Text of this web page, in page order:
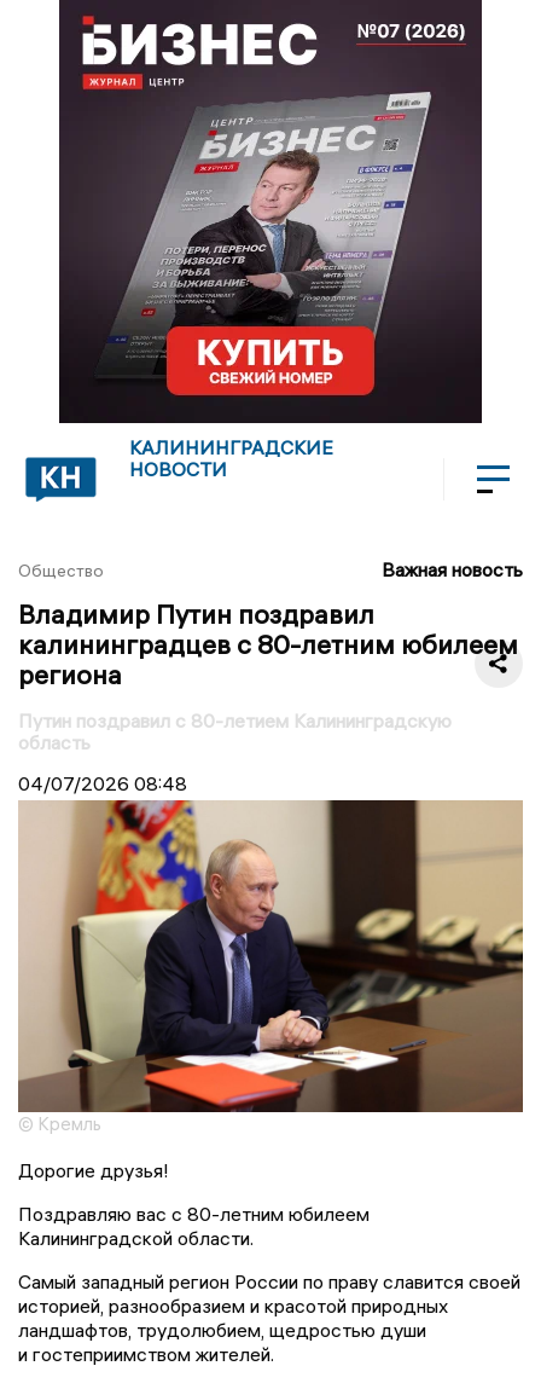
КАЛИНИНГРАДСКИЕ
НОВОСТИ
Общество Важная новость
Владимир Путин поздравил
калининградцев с 80-летним юбилеем
региона
Путин поздравил с 80-летием Калининградскую
область
04/07/2026 08:48
© Кремль
Дорогие друзья!
Поздравляю вас с 80-летним юбилеем
Калининградской области.
Самый западный регион России по праву славится своей
историей, разнообразием и красотой природных
ландшафтов, трудолюбием, щедростью души
и гостеприимством жителей.